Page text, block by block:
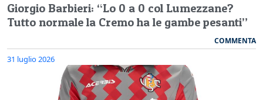
Giorgio Barbieri: “Lo 0 a 0 col Lumezzane?
Tutto normale la Cremo ha le gambe pesanti”
COMMENTA
31 luglio 2026